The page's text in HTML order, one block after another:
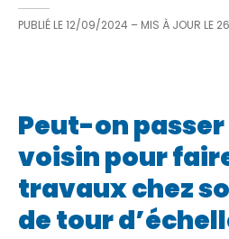
PUBLIÉ LE12/09/2024 – MIS À JOUR LE
Peut-on passer
voisin pour
travaux chez
de tour